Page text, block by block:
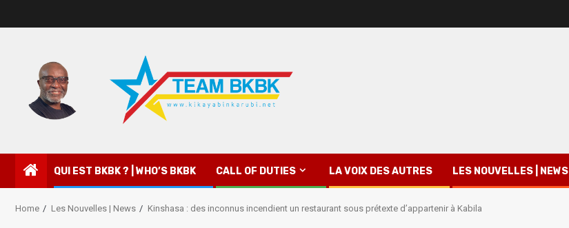
QUI EST BKBK ? | WHO’S BKBK CALL OF DUTIES LA VOIX DES AUTRES LES NOUVELLES | NEWS
Home Les Nouvelles | News Kinshasa : des inconnus incendient un restaurant sous prétexte d’appartenir à Kabila